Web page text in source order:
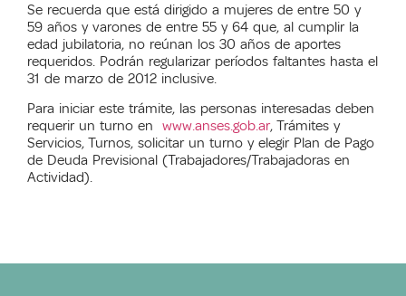
Se recuerda que está dirigido a mujeres de entre 50 y
59 años y varones de entre 55 y 64 que, al cumplir la
edad jubilatoria, no reúnan los 30 años de aportes
requeridos. Podrán regularizar períodos faltantes hasta el
31 de marzo de 2012 inclusive.
Para iniciar este trámite, las personas interesadas deben
requerir un turno en www.anses.gob.ar, Trámites y
Servicios, Turnos, solicitar un turno y elegir Plan de Pago
de Deuda Previsional (Trabajadores/Trabajadoras en
Actividad).